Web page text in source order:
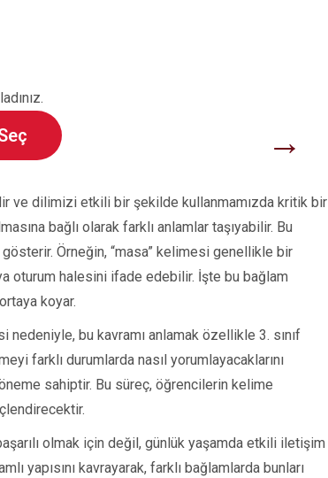
→
ve dilimizi etkili bir şekilde kullanmamızda kritik bir
bağlı olarak farklı anlamlar taşıyabilir. Bu
Örneğin, “masa” kelimesi genellikle bir
oturum halesini ifade edebilir. İşte bu bağlam
koyar.
bu kavramı anlamak özellikle 3. sınıf
farklı durumlarda nasıl yorumlayacaklarını
sahiptir. Bu süreç, öğrencilerin kelime
olmak için değil, günlük yaşamda etkili iletişim
yapısını kavrayarak, farklı bağlamlarda bunları